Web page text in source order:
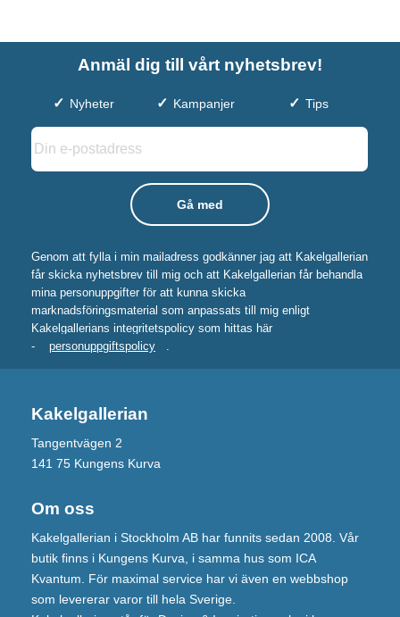
Anmäl dig till vårt nyhetsbrev!
Nyheter Kampanjer Tips
Genom att fylla i min mailadress godkänner jag att Kakelgallerian
får skicka nyhetsbrev till mig och att Kakelgallerian får behandla
mina personuppgifter för att kunna skicka
marknadsföringsmaterial som anpassats till mig enligt
Kakelgallerians integritetspolicy som hittas här
-
personuppgiftspolicy .
Kakelgallerian
Tangentvägen 2
141 75 Kungens Kurva
Om oss
Kakelgallerian i Stockholm AB har funnits sedan 2008. Vår
butik finns i Kungens Kurva, i samma hus som ICA
Kvantum. För maximal service har vi även en webbshop
som levererar varor till hela Sverige.